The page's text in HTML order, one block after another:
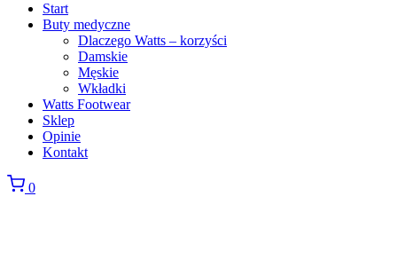
Start
Buty medyczne
Dlaczego Watts – korzyści
Damskie
Męskie
Wkładki
Watts Footwear
Sklep
Opinie
Kontakt
0